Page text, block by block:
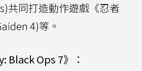
共同打造動作遊戲《忍者
4)等。
Black Ops 7》：